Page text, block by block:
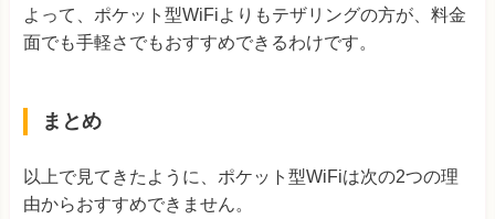
よって、ポケット型WiFiよりもテザリングの方が、料金
面でも手軽さでもおすすめできるわけです。
まとめ
以上で見てきたように、ポケット型WiFiは次の2つの理
由からおすすめできません。